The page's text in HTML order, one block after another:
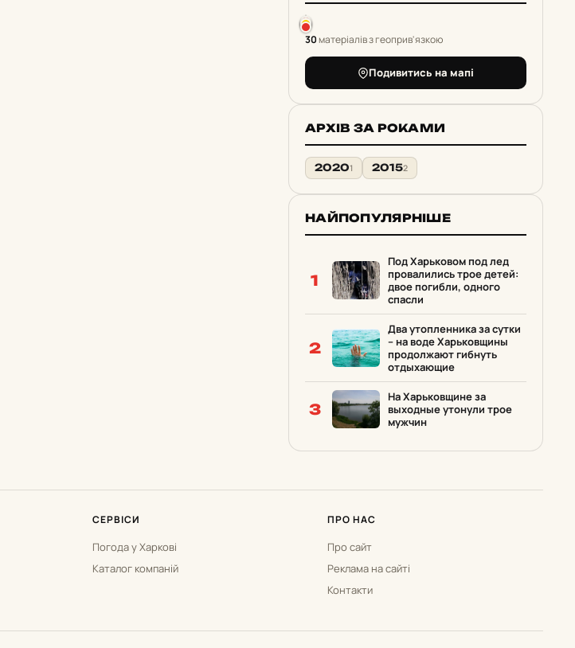
30матеріалів з геоприв'язкою
Подивитись на мапі
АРХІВ ЗА РОКАМИ
20201 20152
НАЙПОПУЛЯРНІШЕ
1
Под Харьковом под лед
провалились трое детей:
двое погибли, одного
спасли
2
Два утопленника за сутки
– на воде Харьковщины
продолжают гибнуть
отдыхающие
3
На Харьковщине за
выходные утонули трое
мужчин
СЕРВІСИ
Погода у Харкові
Каталог компаній
ПРО НАС
Про сайт
Реклама на сайті
Контакти